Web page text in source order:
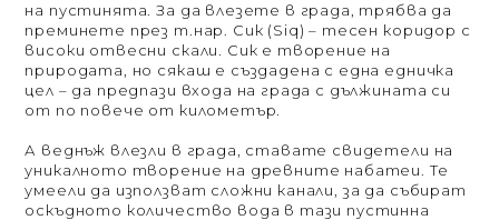
на пустинята. За да влезете в града, трябва да
преминете през т.нар. Сик (Siq) – тесен коридор с
високи отвесни скали. Сик е творение на
природата, но сякаш е създадена с една едничка
цел – да предпази входа на града с дължината си
от по повече от километър.
А веднъж влезли в града, ставате свидетели на
уникалното творение на древните набатеи. Те
умеели да използват сложни канали, за да събират
оскъдното количество вода в тази пустинна